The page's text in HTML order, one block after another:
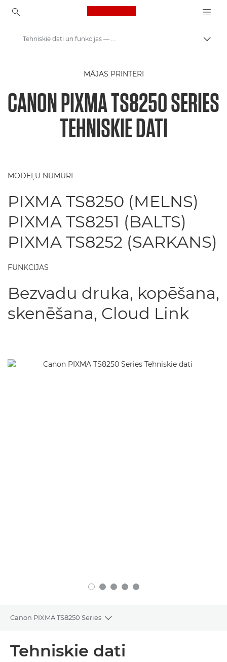
Canon Logo, back to
PIXMA TS8250 sērija — printeri
Tehniskie dati un funkcijas — PIXMA TS8250
MĀJAS PRINTERI
CANON PIXMA TS8250 SERIES
TEHNISKIE DATI
MODEĻU NUMURI
PIXMA TS8250 (MELNS)
PIXMA TS8251 (BALTS)
PIXMA TS8252 (SARKANS)
FUNKCIJAS
Bezvadu druka, kopēšana,
skenēšana, Cloud Link
Canon PIXMA TS8250 Series
Toggle breadcrumbs
Tehniskie dati